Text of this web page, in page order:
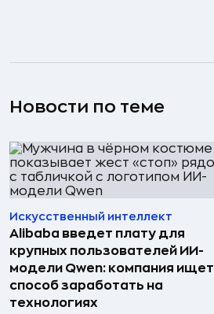
Новости по теме
Искусственный интеллект
Alibaba введет плату для
крупных пользователей ИИ-
модели Qwen: компания ищет
способ заработать на
технологиях